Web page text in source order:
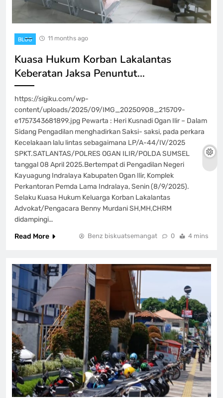
BLOG 11 months ago
Kuasa Hukum Korban Lakalantas
Keberatan Jaksa Penuntut…
https://sigiku.com/wp-
content/uploads/2025/09/IMG_20250908_215709-
e1757343681899.jpg Pewarta : Heri Kusnadi Ogan Ilir – Dalam
Sidang Pengadilan menghadirkan Saksi- saksi, pada perkara
Kecelakaan lalu lintas sebagaimana LP/A-44/IV/2025
SPKT.SATLANTAS/POLRES OGAN ILIR/POLDA SUMSEL
tanggal 08 April 2025.Bertempat di Pengadilan Negeri
Kayuagung Indralaya Kabupaten Ogan Ilir, Komplek
Perkantoran Pemda Lama Indralaya, Senin (8/9/2025).
Selaku Kuasa Hukum Keluarga Korban Lakalantas
Advokat/Pengacara Benny Murdani SH,MH,CHRM
didampingi…
Read More
Benz biskuatsemangat 0 4 mins